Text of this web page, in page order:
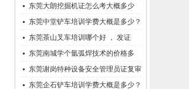
东莞大朗挖掘机证怎么考大概多少
钱?在哪里报名？
东莞中堂铲车培训学费大概是多少？
东莞茶山叉车培训哪个好 ， 发证
快！
东莞南城学个氩弧焊技术的价格多
少？
东莞谢岗特种设备安全管理员证复审
需要多久?
东莞企石铲车培训学费大概是多少？